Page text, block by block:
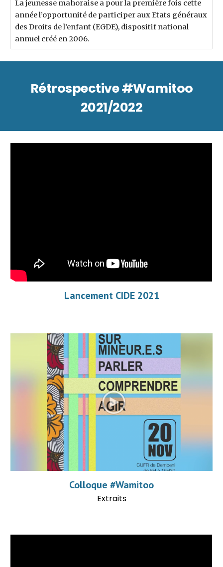
La jeunesse mahoraise a pour la première fois cette
année l’opportunité de participer aux Etats généraux
des Droits de l’enfant (EGDE), dispositif national
annuel créé en 2006.
Rétrospective #Wamitoo
2021/2022
Lancement CIDE 2021
Colloque #Wamitoo
Extraits